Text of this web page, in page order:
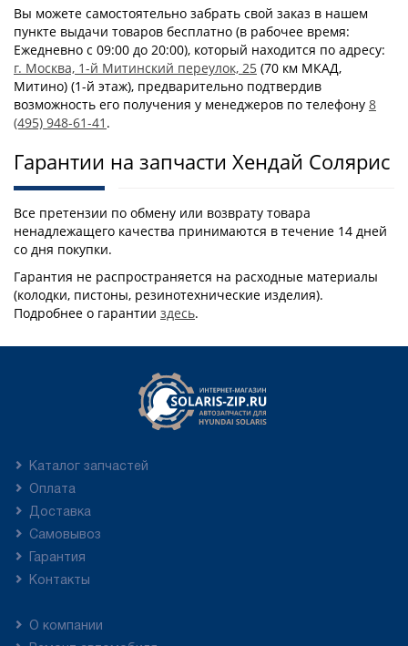
Вы можете самостоятельно забрать свой заказ в нашем
пункте выдачи товаров бесплатно (в рабочее время:
Ежедневно с 09:00 до 20:00), который находится по адресу:
г. Москва, 1-й Митинский переулок, 25 (70 км МКАД,
Митино) (1-й этаж), предварительно подтвердив
возможность его получения у менеджеров по телефону 8
(495) 948-61-41 .
Гарантии на запчасти Хендай Солярис
Все претензии по обмену или возврату товара
ненадлежащего качества принимаются в течение 14 дней
со дня покупки.
Гарантия не распространяется на расходные материалы
(колодки, пистоны, резинотехнические изделия).
Подробнее о гарантии здесь.
Каталог запчастей
Оплата
Доставка
Самовывоз
Гарантия
Контакты
О компании